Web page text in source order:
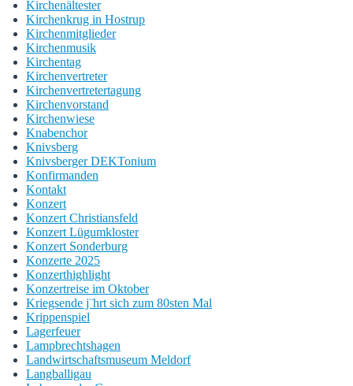
Kirchenältester
Kirchenkrug in Hostrup
Kirchenmitglieder
Kirchenmusik
Kirchentag
Kirchenvertreter
Kirchenvertretertagung
Kirchenvorstand
Kirchenwiese
Knabenchor
Knivsberg
Knivsberger DEKTonium
Konfirmanden
Kontakt
Konzert
Konzert Christiansfeld
Konzert Lügumkloster
Konzert Sonderburg
Konzerte 2025
Konzerthighlight
Konzertreise im Oktober
Kriegsende j¨hrt sich zum 80sten Mal
Krippenspiel
Lagerfeuer
Lampbrechtshagen
Landwirtschaftsmuseum Meldorf
Langballigau